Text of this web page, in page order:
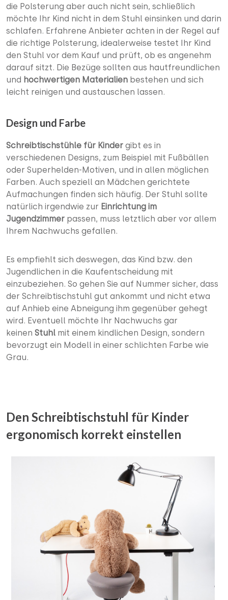
die Polsterung aber auch nicht sein, schließlich
möchte Ihr Kind nicht in dem Stuhl einsinken und darin
schlafen. Erfahrene Anbieter achten in der Regel auf
die richtige Polsterung, idealerweise testet Ihr Kind
den Stuhl vor dem Kauf und prüft, ob es angenehm
darauf sitzt. Die Bezüge sollten aus hautfreundlichen
und hochwertigen Materialien bestehen und sich
leicht reinigen und austauschen lassen.
Design und Farbe
Schreibtischstühle für Kinder gibt es in
verschiedenen Designs, zum Beispiel mit Fußbällen
oder Superhelden-Motiven, und in allen möglichen
Farben. Auch speziell an Mädchen gerichtete
Aufmachungen finden sich häufig. Der Stuhl sollte
natürlich irgendwie zur Einrichtung im
Jugendzimmer passen, muss letztlich aber vor allem
Ihrem Nachwuchs gefallen.
Es empfiehlt sich deswegen, das Kind bzw. den
Jugendlichen in die Kaufentscheidung mit
einzubeziehen. So gehen Sie auf Nummer sicher, dass
der Schreibtischstuhl gut ankommt und nicht etwa
auf Anhieb eine Abneigung ihm gegenüber gehegt
wird. Eventuell möchte Ihr Nachwuchs gar
keinen Stuhl mit einem kindlichen Design, sondern
bevorzugt ein Modell in einer schlichten Farbe wie
Grau.
Den Schreibtischstuhl für Kinder
ergonomisch korrekt einstellen